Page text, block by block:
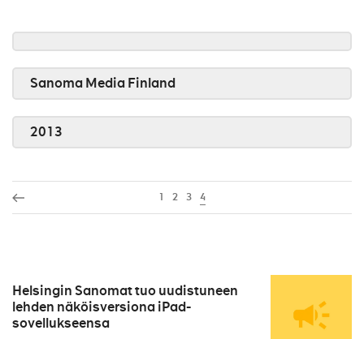
Sanoma Media Finland
2013
1 2 3 4
Helsingin Sanomat tuo uudistuneen
lehden näköisversiona iPad-
sovellukseensa